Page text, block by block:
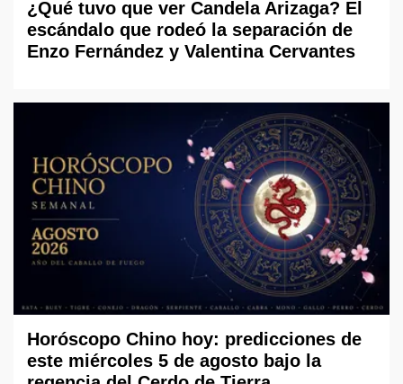
¿Qué tuvo que ver Candela Arizaga? El
escándalo que rodeó la separación de
Enzo Fernández y Valentina Cervantes
Horóscopo Chino hoy: predicciones de
este miércoles 5 de agosto bajo la